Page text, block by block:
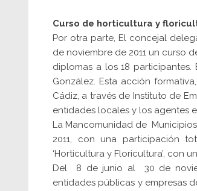
Curso de horticultura y
Por otra parte, El concejal
de noviembre de 2011 un curso
diplomas a los 18
González. Esta acción
Cádiz, a través de Instituto de
entidades locales y los agentes
La Mancomunidad de
2011, con una participación
‘Horticultura y Floricultura’, con
Del 8 de junio al 30 de
entidades públicas y empresas